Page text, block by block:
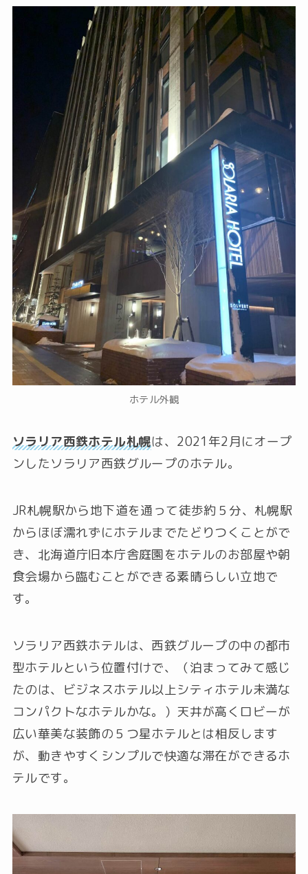
ホテル外観
ソラリア西鉄ホテル札幌は、2021年2月にオープ
ンしたソラリア西鉄グループのホテル。
JR札幌駅から地下道を通って徒歩約５分、札幌駅
からほぼ濡れずにホテルまでたどりつくことがで
き、北海道庁旧本庁舎庭園をホテルのお部屋や朝
食会場から臨むことができる素晴らしい立地で
す。
ソラリア西鉄ホテルは、西鉄グループの中の都市
型ホテルという位置付けで、（泊まってみて感じ
たのは、ビジネスホテル以上シティホテル未満な
コンパクトなホテルかな。）天井が高くロビーが
広い華美な装飾の５つ星ホテルとは相反します
が、動きやすくシンプルで快適な滞在ができるホ
テルです。